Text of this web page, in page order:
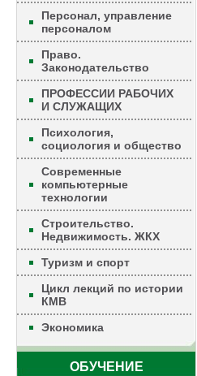
Персонал, управление
персоналом
Право.
Законодательство
ПРОФЕССИИ РАБОЧИХ
И СЛУЖАЩИХ
Психология,
социология и общество
Современные
компьютерные
технологии
Строительство.
Недвижимость. ЖКХ
Туризм и спорт
Цикл лекций по истории
КМВ
Экономика
ОБУЧЕНИЕ